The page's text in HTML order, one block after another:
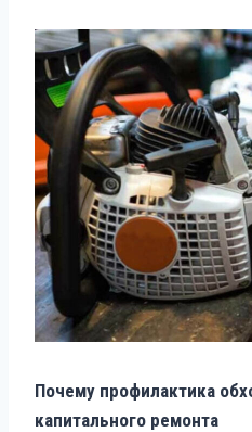
Почему профилактика
капитального ремонта